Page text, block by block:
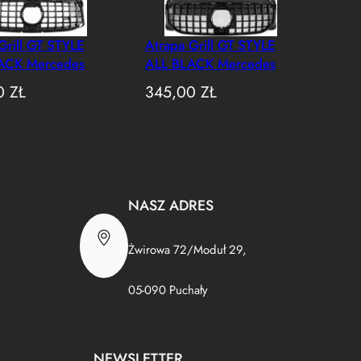
GT STYLE
Mercedes
AMG LINE
(2019–
ZŁ
Atrapa Grill GT STYLE
ALL BLACK Mercedes
GLB X247 CZARNY
POŁYSK (2020–2023)
345,00 ZŁ
NASZ ADRES
Żwirowa 72/Moduł 29,
05-090 Puchały